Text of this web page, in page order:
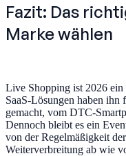
Fazit: Das
Marke wählen
Live Shopping ist 2026 ein
SaaS-Lösungen haben
gemacht, vom DTC-
Dennoch bleibt es ein
von der Regelmäßigkeit
Weiterverbreitung ab wie